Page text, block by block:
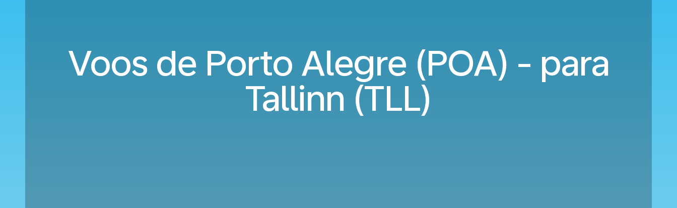
Voos de Porto Alegre (POA) - para
Tallinn (TLL)